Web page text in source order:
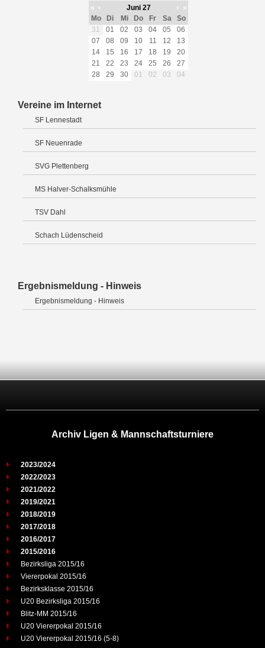
« ‹ Juni 27 ›
»
Mo
Di Mi Do Fr Sa
So
31
01 02 03 04 05
06
07
08 09 10 11 12
13
14
15 16 17 18 19
20
21
22 23 24 25 26
27
28
29 30 01 02 03 04
Vereine im Internet
SF Lennestadt
SF Neuenrade
SVG Plettenberg
MS Halver-Schalksmühle
TSV Dahl
Schach Lüdenscheid
Ergebnismeldung - Hinweis
Ergebnismeldung - Hinweis
Archiv Ligen & Mannschaftsturniere
2023/2024
2022/2023
2021/2022
2019/2021
2018/2019
2017/2018
2016/2017
2015/2016
Bezirksliga 2015/16
Viererpokal 2015/16
Bezirksklasse 2015/16
U20 Bezirksliga 2015/16
Blitz-MM 2015/16
U20 Viererpokal 2015/16
U20 Viererpokal 2015/16 (5-8)